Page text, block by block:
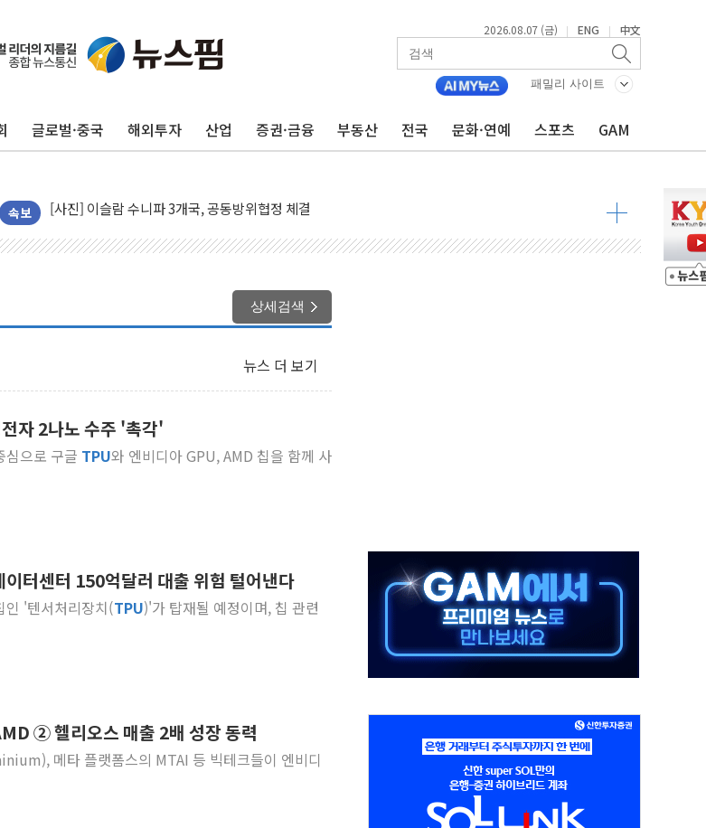
2026.08.07 (금) | ENG | 中文
패밀리 사이트
글로벌·중국 해외투자 산업 증권·금융 부동산 전국 문화·연예 스포츠 GAM
속보
뉴욕증시 프리뷰, 美 고용 쇼크에 금리 인상 우려 후퇴…나스닥 선물 1%대 상승
[종합] 美 7월 고용 2만3000명 감소 '쇼크'…9월 금리 인상 기대 후퇴
뉴욕증시 개장 전 특징주...아틀라시안·클라우드플레어·태양광주↑ VS 트레이드데스크·웬디스↓
보훈부, 미 DPAA와 MOU… "6·25 미군 실종자 7359명 끝까지 찾겠다"
특정 정치인 측근 포항시 정책특보 내정설...포항시 '시끌'
李 "해남 태양광, 대한민국 다음 100년 밑거름…수도권 집중 완화 전환점"
트럼프, 中 겨냥 폴리실리콘 관세 15% 부과…美 태양광주 급등
이란와이어 "이란 최고지도자 위독…곧 사망해도 놀랍지 않아"
남동발전, 해남군에 국내 최대 규모 400MW 태양광 착공…여의도 1.6배 규모
사우디·튀르키예·파키스탄, '공동방위협정' 체결… 수니파 국가들의 새 안보 협력 구도
신길동 신축도 3.3㎡당 7250만원…써밋 클라비온 59㎡ 18억원대
용산공원·그린벨트로 또 충돌…반복되는 국토부-서울시 '정책 엇박자'
[AI 부동산 투데이] 특공 전략도 '극과 극'…생애최초만 경쟁 치열
상세검색
뉴스 더 보기
자 2나노 수주 '촉각'
심으로 구글 TPU와 엔비디아 GPU, AMD 칩을 함께 사
터센터 150억달러 대출 위험 털어낸다
인 '텐서처리장치(TPU)'가 탑재될 예정이며, 칩 관련
② 헬리오스 매출 2배 성장 동력
메타 플랫폼스의 MTAI 등 빅테크들이 엔비디